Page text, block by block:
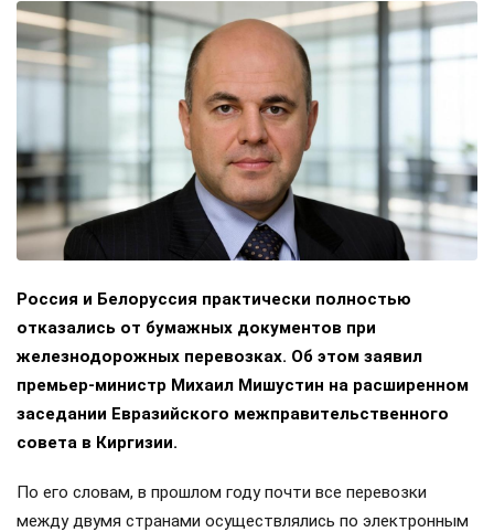
Россия и Белоруссия практически полностью
отказались от бумажных документов при
железнодорожных перевозках. Об этом заявил
премьер-министр Михаил Мишустин на расширенном
заседании Евразийского межправительственного
совета в Киргизии.
По его словам, в прошлом году почти все перевозки
между двумя странами осуществлялись по электронным